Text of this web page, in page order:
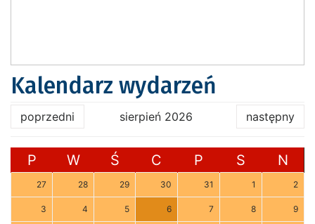
Kalendarz wydarzeń
poprzedni sierpień 2026 następny
P W Ś C P S N
27 28 29 30 31 1 2
3 4 5 6 7 8 9